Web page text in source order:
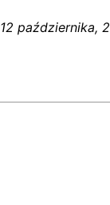
12 października,